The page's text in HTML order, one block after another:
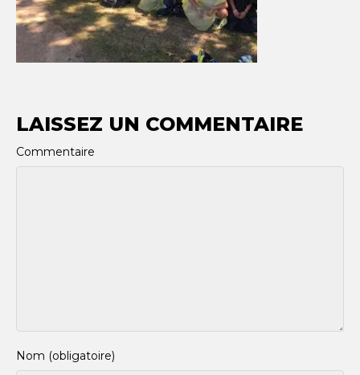
LAISSEZ UN COMMENTAIRE
Commentaire
Nom (obligatoire)